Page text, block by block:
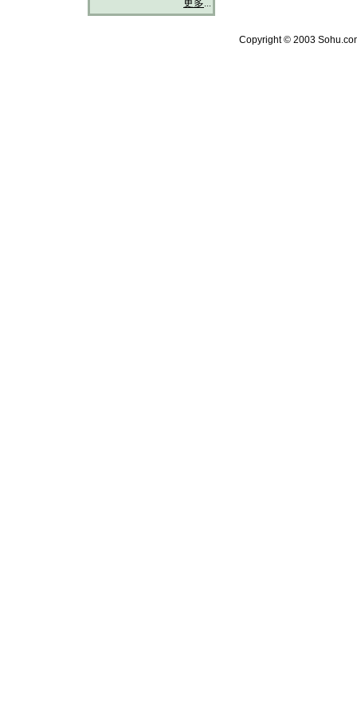
更多...
Copyright © 2003